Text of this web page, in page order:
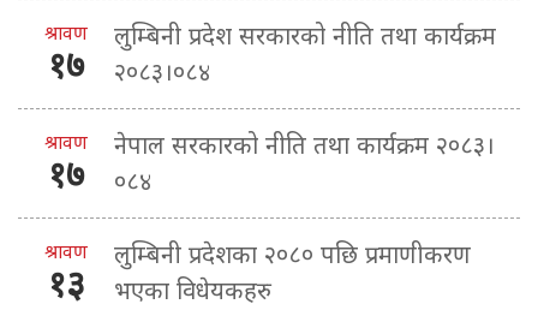
श्रावण
१७
लुम्बिनी प्रदेश सरकारको नीति तथा कार्यक्रम
२०८३।०८४
श्रावण
१७
नेपाल सरकारको नीति तथा कार्यक्रम २०८३।
०८४
श्रावण
१३
लुम्बिनी प्रदेशका २०८० पछि प्रमाणीकरण
भएका विधेयकहरु